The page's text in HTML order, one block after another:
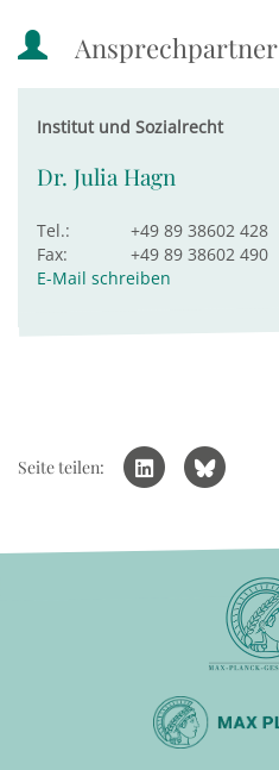
Ansprechpartner
Institut und Sozialrecht
Dr. Julia Hagn
Tel.:
+49 89 38602 428
Fax:
+49 89 38602 490
E-Mail schreiben
Seite teilen: